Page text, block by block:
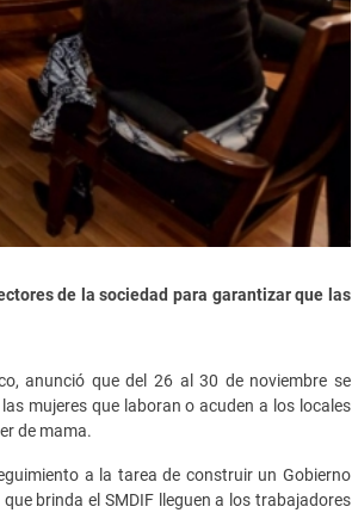
de la sociedad para garantizar que las
anunció que del 26 al 30 de noviembre se
mujeres que laboran o acuden a los locales
de mama.
a la tarea de construir un Gobierno
brinda el SMDIF lleguen a los trabajadores